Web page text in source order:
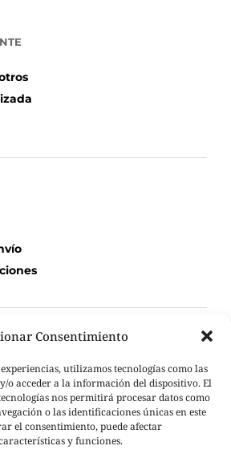
Consentimiento
utilizamos tecnologías como las
o acceder a la información del dispositivo. El
nos permitirá procesar datos como
o las identificaciones únicas en este
el consentimiento, puede afectar
y funciones.